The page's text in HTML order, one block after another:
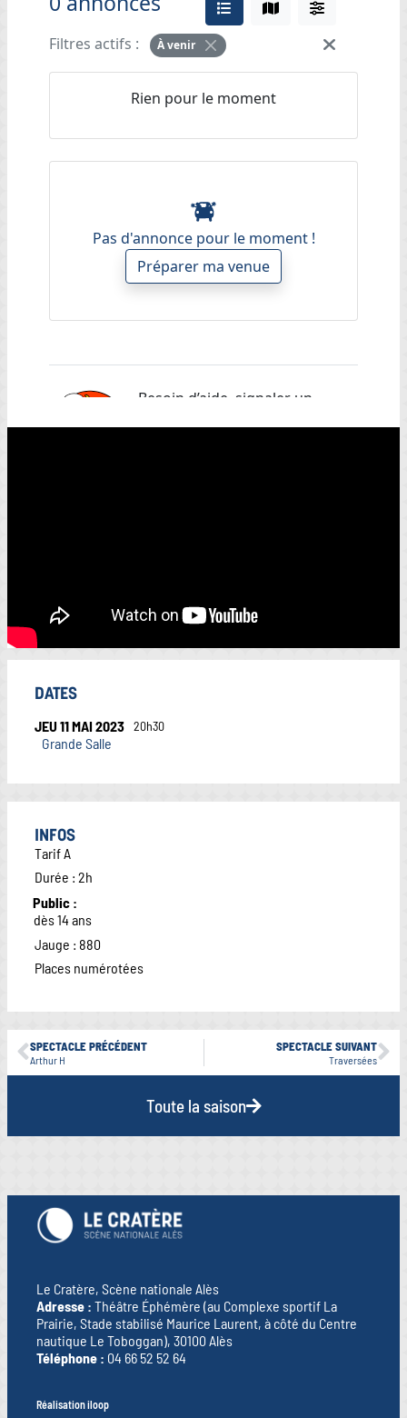
DATES
JEU 11 MAI 2023 20h30
Grande Salle
INFOS
Tarif A
Durée : 2h
Public :
dès 14 ans
Jauge : 880
Places numérotées
SPECTACLE PRÉCÉDENT
Arthur H
SPECTACLE SUIVANT
Traversées
Toute la saison
Le Cratère, Scène nationale Alès
Adresse : Théâtre Éphémère (au Complexe sportif La
Prairie, Stade stabilisé Maurice Laurent, à côté du Centre
nautique Le Toboggan), 30100 Alès
Téléphone : 04 66 52 52 64
Réalisation iloop